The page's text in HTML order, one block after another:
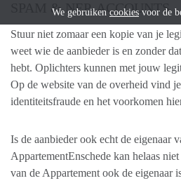
SPAM & NEP-ACCOUNTS
Stuur niet zomaar een kopie van je
weet wie de aanbieder is en zonder
hebt. Oplichters kunnen met jouw
Op de website van de overheid vind
identiteitsfraude en het voorkomen
Is de aanbieder ook echt de eigenaar
AppartementEnschede kan helaas
van de Appartement ook de eigenaar
We gebruiken cookies voor de